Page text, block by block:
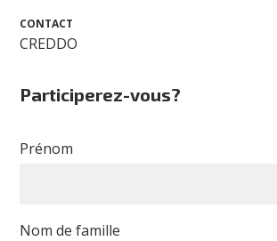
CONTACT
CREDDO
Participerez-vous?
Prénom
Nom de famille